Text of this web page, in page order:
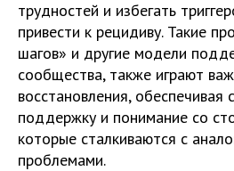
трудностей и избегать
привести к рецидиву. Такие
шагов» и другие модели
сообщества, также играют
восстановления, обеспечивая
поддержку и понимание со
которые сталкиваются с
проблемами.